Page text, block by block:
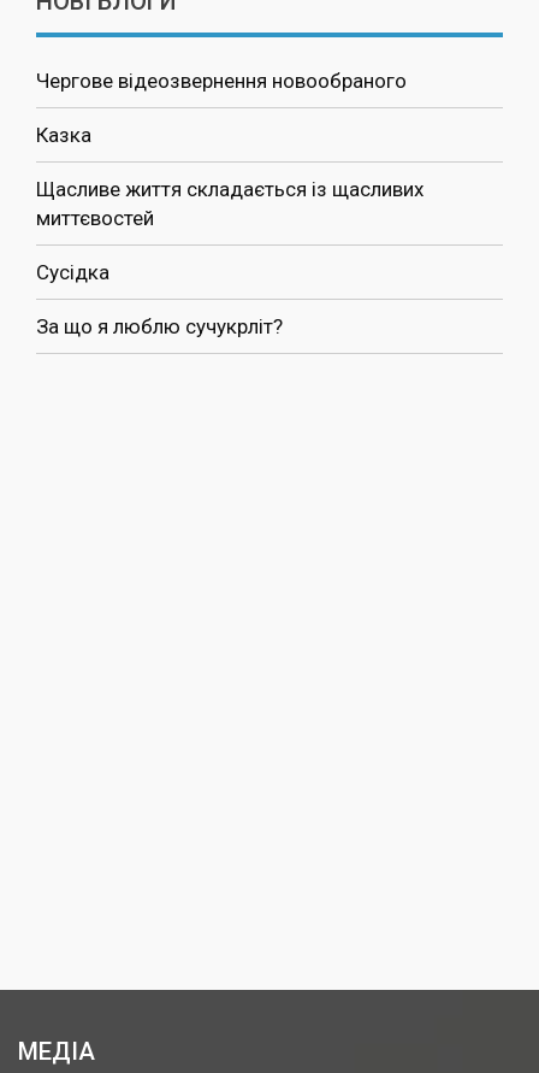
Чергове відеозвернення новообраного
Казка
Щасливе життя складається із щасливих
миттєвостей
Сусідка
За що я люблю сучукрліт?
МЕДІА